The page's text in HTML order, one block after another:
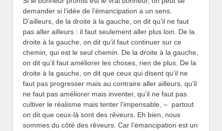
demander si l’idée de l’émancipation a un sens.
D’ailleurs, de la droite à la gauche, on dit qu’il ne faut
pas aller ailleurs : il faut seulement aller plus loin. De la
droite à la gauche, on dit qu’il faut continuer sur ce
chemin, qui est le seul chemin. De la droite à la gauche,
on dit qu’il faut améliorer les choses, rien de plus. De la
droite à la gauche, on dit que ceux qui disent qu’il ne
faut pas progresser mais au contraire aller ailleurs, qu’il
ne faut pas améliorer mais inventer, qu’il ne faut pas
cultiver le réalisme mais tenter l’impensable, – partout
on dit que ceux-là sont des rêveurs. Eh bien, nous
sommes du côté des rêveurs. Car l’émancipation est un